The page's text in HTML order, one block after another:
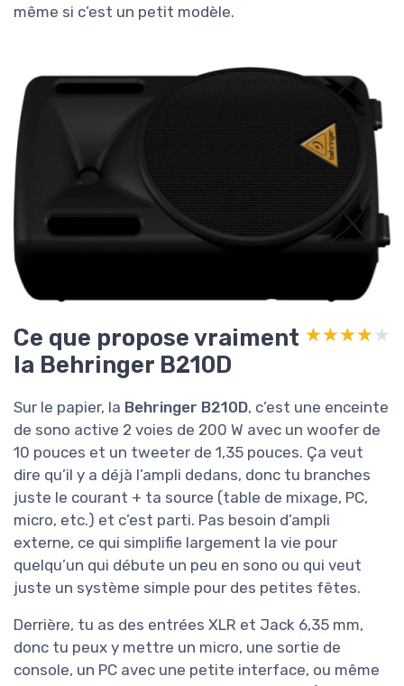
même si c’est un petit modèle.
Ce que propose vraiment
la Behringer B210D
★★★★★
★★★★★
Sur le papier, la Behringer B210D, c’est une enceinte
de sono active 2 voies de 200 W avec un woofer de
10 pouces et un tweeter de 1,35 pouces. Ça veut
dire qu’il y a déjà l’ampli dedans, donc tu branches
juste le courant + ta source (table de mixage, PC,
micro, etc.) et c’est parti. Pas besoin d’ampli
externe, ce qui simplifie largement la vie pour
quelqu’un qui débute un peu en sono ou qui veut
juste un système simple pour des petites fêtes.
Derrière, tu as des entrées XLR et Jack 6,35 mm,
donc tu peux y mettre un micro, une sortie de
console, un PC avec une petite interface, ou même